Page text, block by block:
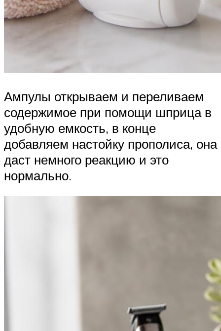
Ампулы открываем и переливаем
содержимое при помощи шприца в
удобную емкость, в конце
добавляем настойку прополиса, она
даст немного реакцию и это
нормально.